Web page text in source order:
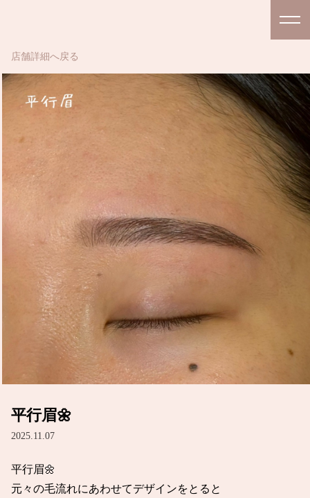
店舗詳細へ戻る
平行眉🌼
2025.11.07
平行眉🌼
元々の毛流れにあわせてデザインをとると